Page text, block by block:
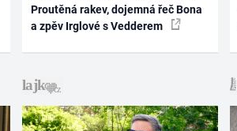
Proutěná rakev, dojemná řeč Bona
a zpěv Irglové s Vedderem